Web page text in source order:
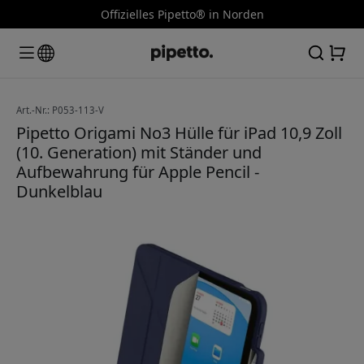
Offizielles Pipetto® in Norden
Art.-Nr.: P053-113-V
Pipetto Origami No3 Hülle für iPad 10,9 Zoll
(10. Generation) mit Ständer und
Aufbewahrung für Apple Pencil -
Dunkelblau